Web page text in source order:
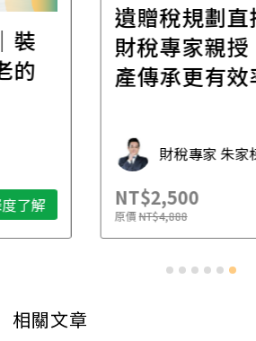
解
遺贈稅規劃直
財稅專家親授
產傳承更有效率
財稅專家 朱家棟
NT$2,500
NT$4,888
相關文章